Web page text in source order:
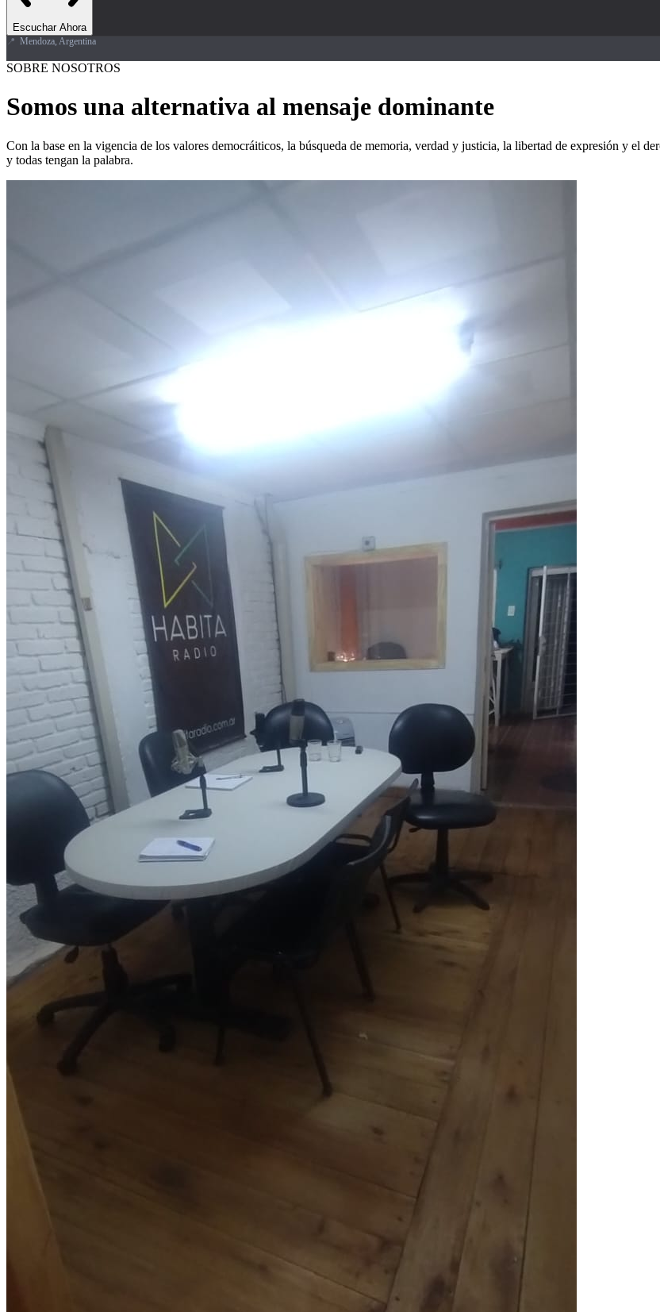
Escuchar Ahora
📍 Mendoza, Argentina
SOBRE NOSOTROS
Somos una alternativa al mensaje dominante
Con la base en la vigencia de los valores democráiticos, la búsqueda de memoria, verdad y justicia, la libertad de expresión y el
y todas tengan la palabra.